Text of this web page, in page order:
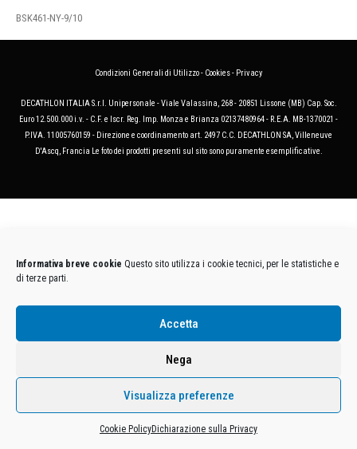
Informativa breve cookie Questo sito utilizza i cookie tecnici, per le statistiche e
di terze parti.
Accetta
Nega
Visualizza preferenze
Cookie PolicyDichiarazione sulla Privacy
BSK461-NY-9/10
Condizioni Generali di Utilizzo- Cookies- Privacy
DECATHLON ITALIA S.r.l. Unipersonale - Viale Valassina, 268 - 20851 Lissone (MB) Cap. Soc.
Euro 12.500.000 i.v. - C.F. e Iscr. Reg. Imp. Monza e Brianza 02137480964 - R.E.A. MB-1370021 -
P.IVA. 11005760159 - Direzione e coordinamento art. 2497 C.C. DECATHLON SA, Villeneuve
D'Ascq, Francia Le foto dei prodotti presenti sul sito sono puramente esemplificative.